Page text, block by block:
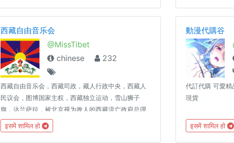
西藏自由音乐会
@MissTibet
chinese
232
西藏自由音乐会，西藏司政，藏人行政中央，西藏人
民议会，图博国家主权，西藏独立运动，雪山狮子
旗，达兰萨拉，被北京视为敌人的西藏流亡政府总理
洛桑桑盖
इसमें शामिल हो
動漫代購谷
代訂代購 可愛
現貨
इसमें शामिल हो